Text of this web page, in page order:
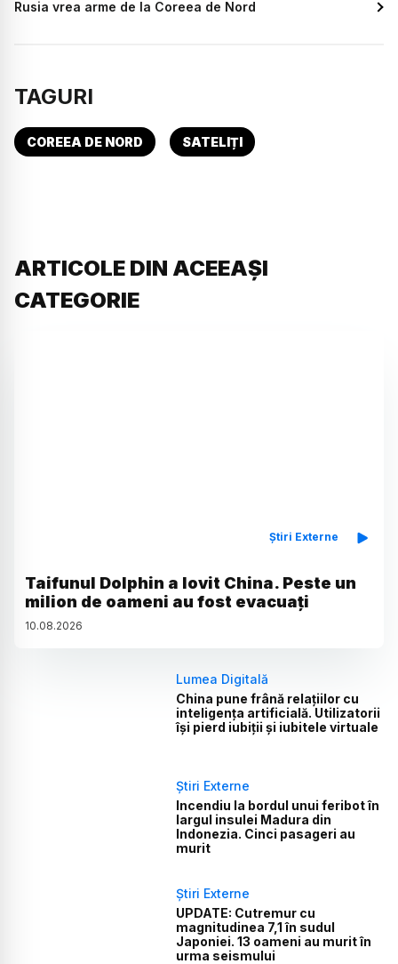
Rusia vrea arme de la Coreea de Nord
TAGURI
COREEA DE NORD SATELIȚI
ARTICOLE DIN ACEEAȘI
CATEGORIE
Știri Externe
Taifunul Dolphin a lovit China. Peste un
milion de oameni au fost evacuați
10.08.2026
Lumea Digitală
China pune frână relațiilor cu
inteligența artificială. Utilizatorii
își pierd iubiții și iubitele virtuale
Știri Externe
Incendiu la bordul unui feribot în
largul insulei Madura din
Indonezia. Cinci pasageri au
murit
Știri Externe
UPDATE: Cutremur cu
magnitudinea 7,1 în sudul
Japoniei. 13 oameni au murit în
urma seismului